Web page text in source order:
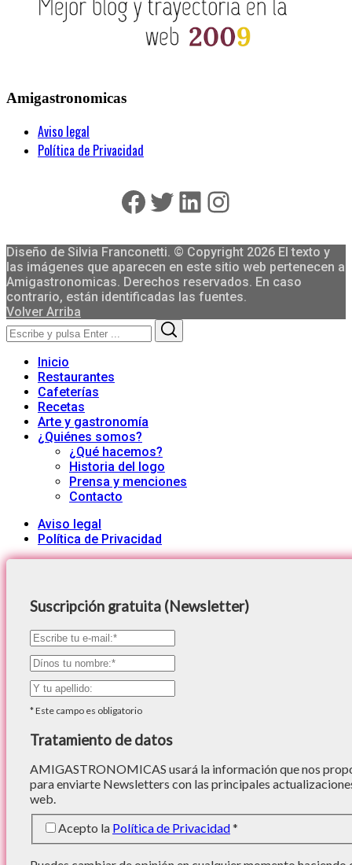
Amigastronomicas
Aviso legal
Política de Privacidad
Facebook
Twitter
LinkedIn
Instagram
Diseño de Silvia Franconetti. © Copyright 2026 El texto y
las imágenes que aparecen en este sitio web pertenecen a
Amigastronomicas. Derechos reservados. En caso
contrario, están identificadas las fuentes.
Volver Arriba
Search
for:
Inicio
Restaurantes
Cafeterías
Recetas
Arte y gastronomía
¿Quiénes somos?
¿Qué hacemos?
Historia del logo
Prensa y menciones
Contacto
Aviso legal
Política de Privacidad
Suscripción gratuita (Newsletter)
*Este campo es obligatorio
Tratamiento de datos
AMIGASTRONOMICAS usará la información que nos
para enviarte Newsletters con las principales
web.
Acepto la Política de Privacidad*